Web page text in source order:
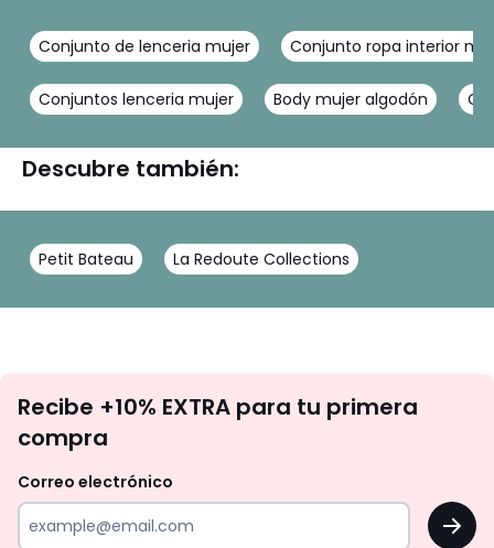
Conjunto de lenceria mujer Conjunto ropa interior
Conjuntos lenceria mujer Body mujer algodón
Descubre también:
Petit Bateau La Redoute Collections
te
tu
Recibe +10% EXTRA para tu primera
compra
Correo electrónico
OK